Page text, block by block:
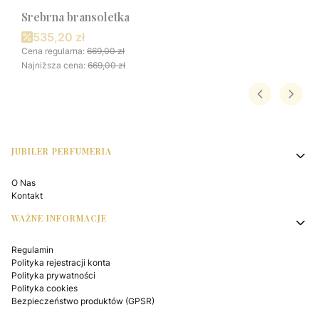
Srebrna bransoletka
Cena promocyjna
535,20 zł
Cena regularna: 669,00 zł
Najniższa cena: 669,00 zł
Linki w stopce
JUBILER PERFUMERIA
O Nas
Kontakt
WAŻNE INFORMACJE
Regulamin
Polityka rejestracji konta
Polityka prywatności
Polityka cookies
Bezpieczeństwo produktów (GPSR)